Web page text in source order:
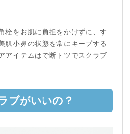
栓をお肌に負担をかけずに、す
肌小鼻の状態を常にキープする
アイテムはで断トツでスクラブ
ブがいいの？